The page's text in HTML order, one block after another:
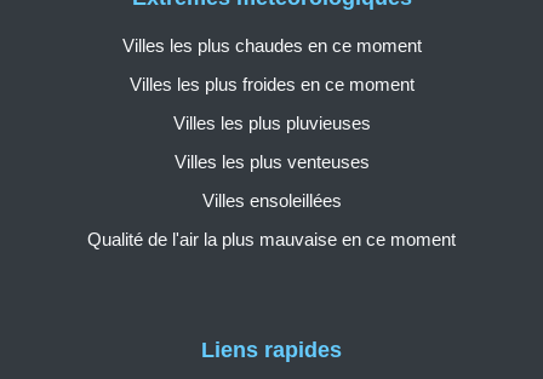
Liens rapides
Villes les plus chaudes en ce moment
Villes les plus froides en ce moment
Villes les plus pluvieuses
Villes les plus venteuses
Villes ensoleillées
Qualité de l'air la plus mauvaise en ce moment